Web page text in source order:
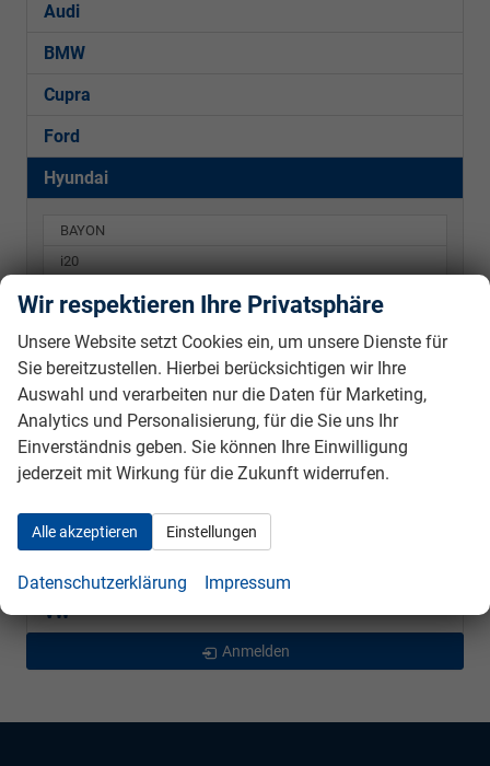
Audi
BMW
Cupra
Ford
Hyundai
BAYON
i20
i30 Hatchback
i30 Kombi
KONA
Kia
Mercedes-Benz
Seat
Skoda
VW
Anmelden
Wir respektieren Ihre Privatsphäre
Unsere Website setzt Cookies ein, um unsere Dienste für
Sie bereitzustellen. Hierbei berücksichtigen wir Ihre
Auswahl und verarbeiten nur die Daten für Marketing,
Analytics und Personalisierung, für die Sie uns Ihr
Einverständnis geben. Sie können Ihre Einwilligung
jederzeit mit Wirkung für die Zukunft widerrufen.
Alle akzeptieren Einstellungen
Datenschutzerklärung Impressum